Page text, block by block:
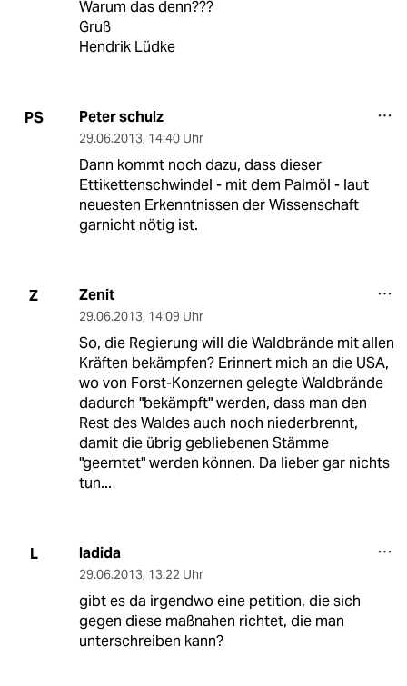
Warum das denn???
Gruß
Hendrik Lüdke
PS Peter schulz
29.06.2013, 14:40 Uhr
Dann kommt noch dazu, dass dieser
Ettikettenschwindel - mit dem Palmöl - laut
neuesten Erkenntnissen der Wissenschaft
garnicht nötig ist.
Z Zenit
29.06.2013, 14:09 Uhr
So, die Regierung will die Waldbrände mit allen
Kräften bekämpfen? Erinnert mich an die USA,
wo von Forst-Konzernen gelegte Waldbrände
dadurch "bekämpft" werden, dass man den
Rest des Waldes auch noch niederbrennt,
damit die übrig gebliebenen Stämme
"geerntet" werden können. Da lieber gar nichts
tun...
L ladida
29.06.2013, 13:22 Uhr
gibt es da irgendwo eine petition, die sich
gegen diese maßnahen richtet, die man
unterschreiben kann?